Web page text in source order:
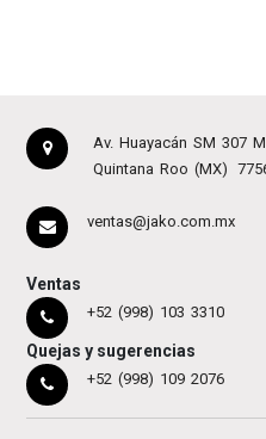
Av. Huayacán SM 307
Quintana Roo (MX)
ventas@jako.com.mx
Ventas
+52 (998) 103 3310
Quejas y sugerencias
+52 (998) 109 2076